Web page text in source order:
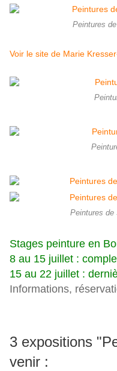
Peintures
Voir le site de Marie
Peintures de
Stages peinture en
8 au 15 juillet :
15 au 22 juillet :
Informations,
3 expositions
venir :